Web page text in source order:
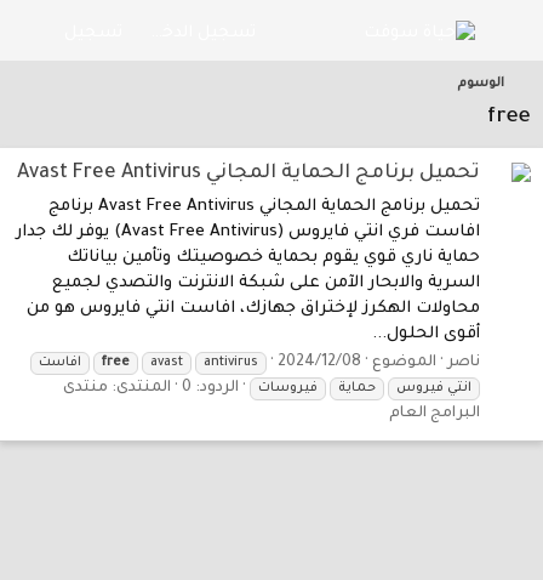
الوسوم
free
تحميل برنامج الحماية المجاني Avast Free Antivirus
تحميل برنامج الحماية المجاني Avast Free Antivirus برنامج
افاست فري انتي فايروس (Avast Free Antivirus) يوفر لك جدار
حماية ناري قوي يقوم بحماية خصوصيتك وتأمين بياناتك
السرية والابحار الآمن على شبكة الانترنت والتصدي لجميع
محاولات الهكرز لإختراق جهازك، افاست انتي فايروس هو من
أقوى الحلول...
ناصر الموضوع 2024/12/08
antivirus
avast
free
افاست
انتي فيروس
حماية فيروسات الردود: 0 المنتدى: منتدى
البرامج العام